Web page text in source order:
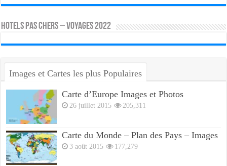
HOTELS PAS CHERS – VOYAGES 2022
Images et Cartes les plus Populaires
Carte d’Europe Images et Photos
26 juillet 2015 205,311
Carte du Monde – Plan des Pays – Images
3 août 2015 177,279